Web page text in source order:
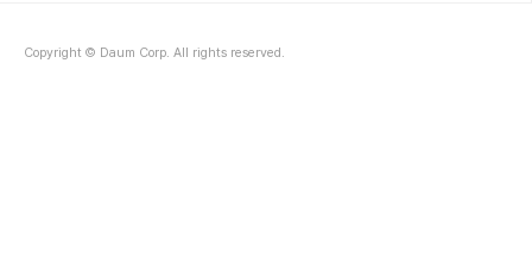
Copyright © Daum Corp. All rights reserved.